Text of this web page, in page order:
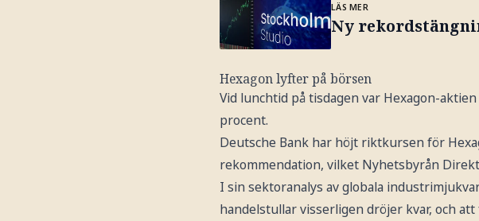
LÄS MER
Ny
Hexagon lyfter på börsen
Vid lunchtid på tisdagen var Hexagon-
procent.
Deutsche Bank har höjt riktkursen för
rekommendation, vilket Nyhetsbyrån
I sin sektoranalys av globala
handelstullar visserligen dröjer kvar, och